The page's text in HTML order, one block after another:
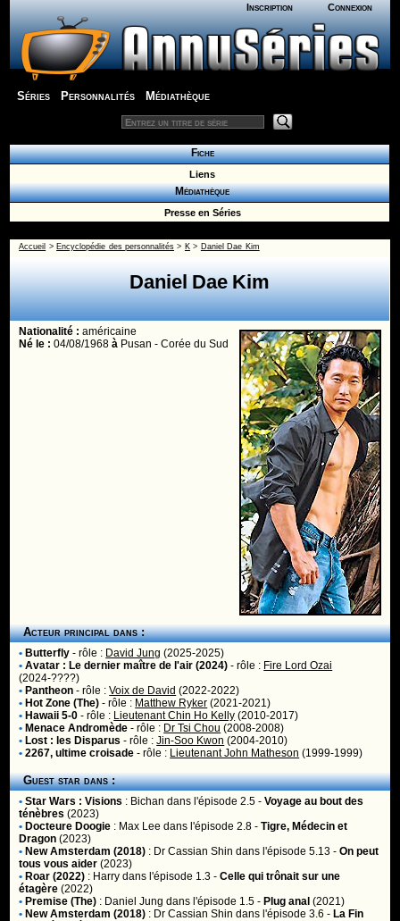
Inscription Connexion
Séries Personnalités Médiathèque
Fiche
Liens
Médiathèque
Presse en Séries
Accueil > Encyclopédie des personnalités > K> Daniel Dae Kim
Daniel Dae Kim
Nationalité :américaine
Né le :04/08/1968à Pusan - Corée du Sud
Acteur principal dans :
• Butterfly - rôle : David Jung (2025-2025)
• Avatar : Le dernier maître de l'air (2024) - rôle : Fire Lord Ozai
(2024-????)
• Pantheon - rôle :Voix de David (2022-2022)
• Hot Zone (The) - rôle : Matthew Ryker (2021-2021)
• Hawaii 5-0 - rôle : Lieutenant Chin Ho Kelly (2010-2017)
• Menace Andromède - rôle : Dr Tsi Chou (2008-2008)
• Lost : les Disparus - rôle :Jin-Soo Kwon (2004-2010)
• 2267, ultime croisade - rôle : Lieutenant John Matheson (1999-1999)
Guest star dans :
• Star Wars : Visions : Bichan dans l'épisode 2.5 -Voyage au bout des
ténèbres (2023)
• Docteure Doogie : Max Lee dans l'épisode 2.8 -Tigre, Médecin et
Dragon (2023)
• New Amsterdam (2018) : Dr Cassian Shin dans l'épisode 5.13 -On peut
tous vous aider (2023)
• Roar (2022) : Harry dans l'épisode 1.3 -Celle qui trônait sur une
étagère (2022)
• Premise (The) : Daniel Jung dans l'épisode 1.5 - Plug anal (2021)
• New Amsterdam (2018) : Dr Cassian Shin dans l'épisode 3.6 - La Fin